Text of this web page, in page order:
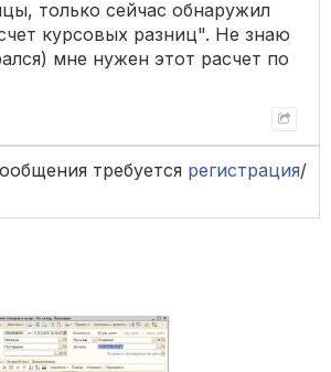
только сейчас обнаружил
курсовых разниц". Не знаю
мне нужен этот расчет по
требуется регистрация/